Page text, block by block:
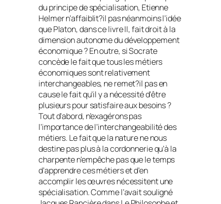
du principe de spécialisation, Etienne
Helmer n’affaiblit?il pas néanmoins l’idée
que Platon, dans ce livre II, fait droit à la
dimension autonome du développement
économique ? En outre, si Socrate
concède le fait que tous les métiers
économiques sont relativement
interchangeables, ne remet?il pas en
cause le fait qu’il y a nécessité d’être
plusieurs pour satisfaire aux besoins ?
Tout d’abord, n’exagérons pas
l’importance de l’interchangeabilité des
métiers. Le fait que la nature ne nous
destine pas plus à la cordonnerie qu’à la
charpente n’empêche pas que le temps
d’apprendre ces métiers et d’en
accomplir les œuvres nécessitent une
spécialisation. Comme l’avait souligné